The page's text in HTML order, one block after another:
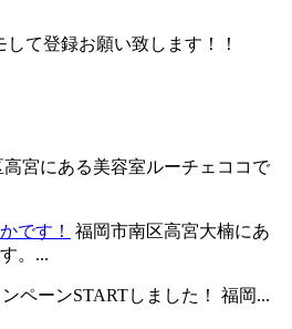
て登録お願い致します！！
宮にある美容室ルーチェココで
です！
福岡市南区高宮大楠にあ
。...
ペーンSTARTしました！ 福岡...